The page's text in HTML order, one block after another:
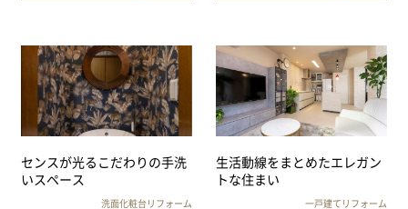
センスが光るこだわりの手洗
いスペース
洗面化粧台リフォーム
生活動線をまとめたエレガン
トな住まい
一戸建てリフォーム